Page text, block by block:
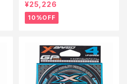
¥25,226
10%OFF